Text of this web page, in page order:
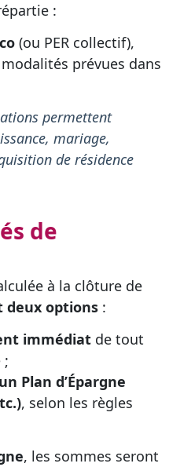
:
(ou PER collectif),
prévues dans
permettent
mariage,
de résidence
de
à la clôture de
deux options :
immédiat de tout
;
Plan d’Épargne
, selon les règles
, les sommes seront